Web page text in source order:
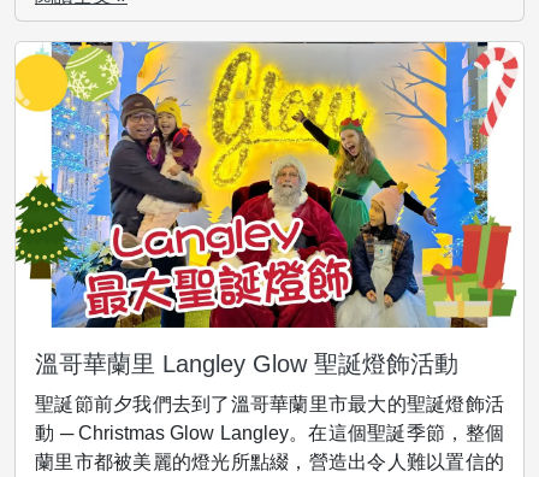
溫哥華蘭里 Langley Glow 聖誕燈飾活動
聖誕節前夕我們去到了溫哥華蘭里市最大的聖誕燈飾活
動 ─ Christmas Glow Langley。在這個聖誕季節，整個
蘭里市都被美麗的燈光所點綴，營造出令人難以置信的